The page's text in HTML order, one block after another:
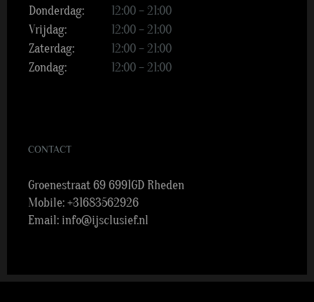
Donderdag:
12:00 – 21:00
Vrijdag:
12:00 – 21:00
Zaterdag:
12:00 – 21:00
Zondag:
12:00 – 21:00
CONTACT
Groenestraat 69 6991GD Rheden
Mobile:+31683562926
Email: info@ijsclusief.nl